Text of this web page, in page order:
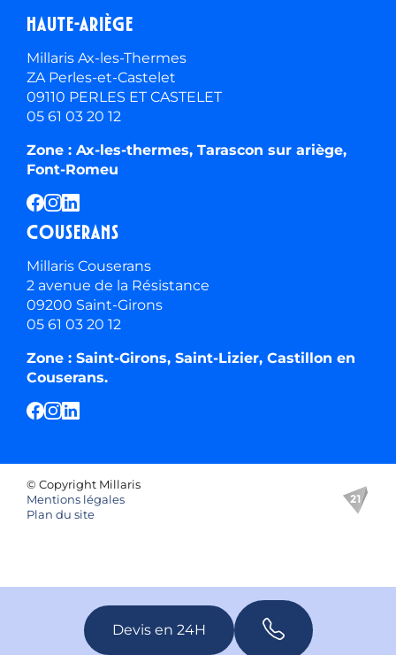
Devis en 24H
Haute-ariège
Millaris Ax-les-Thermes
ZA Perles-et-Castelet
09110 PERLES ET CASTELET
05 61 03 20 12
Zone : Ax-les-thermes, Tarascon sur ariège,
Font-Romeu
Couserans
Millaris Couserans
2 avenue de la Résistance
09200 Saint-Girons
05 61 03 20 12
Zone : Saint-Girons, Saint-Lizier, Castillon en
Couserans.
© Copyright Millaris
Mentions légales
Plan du site